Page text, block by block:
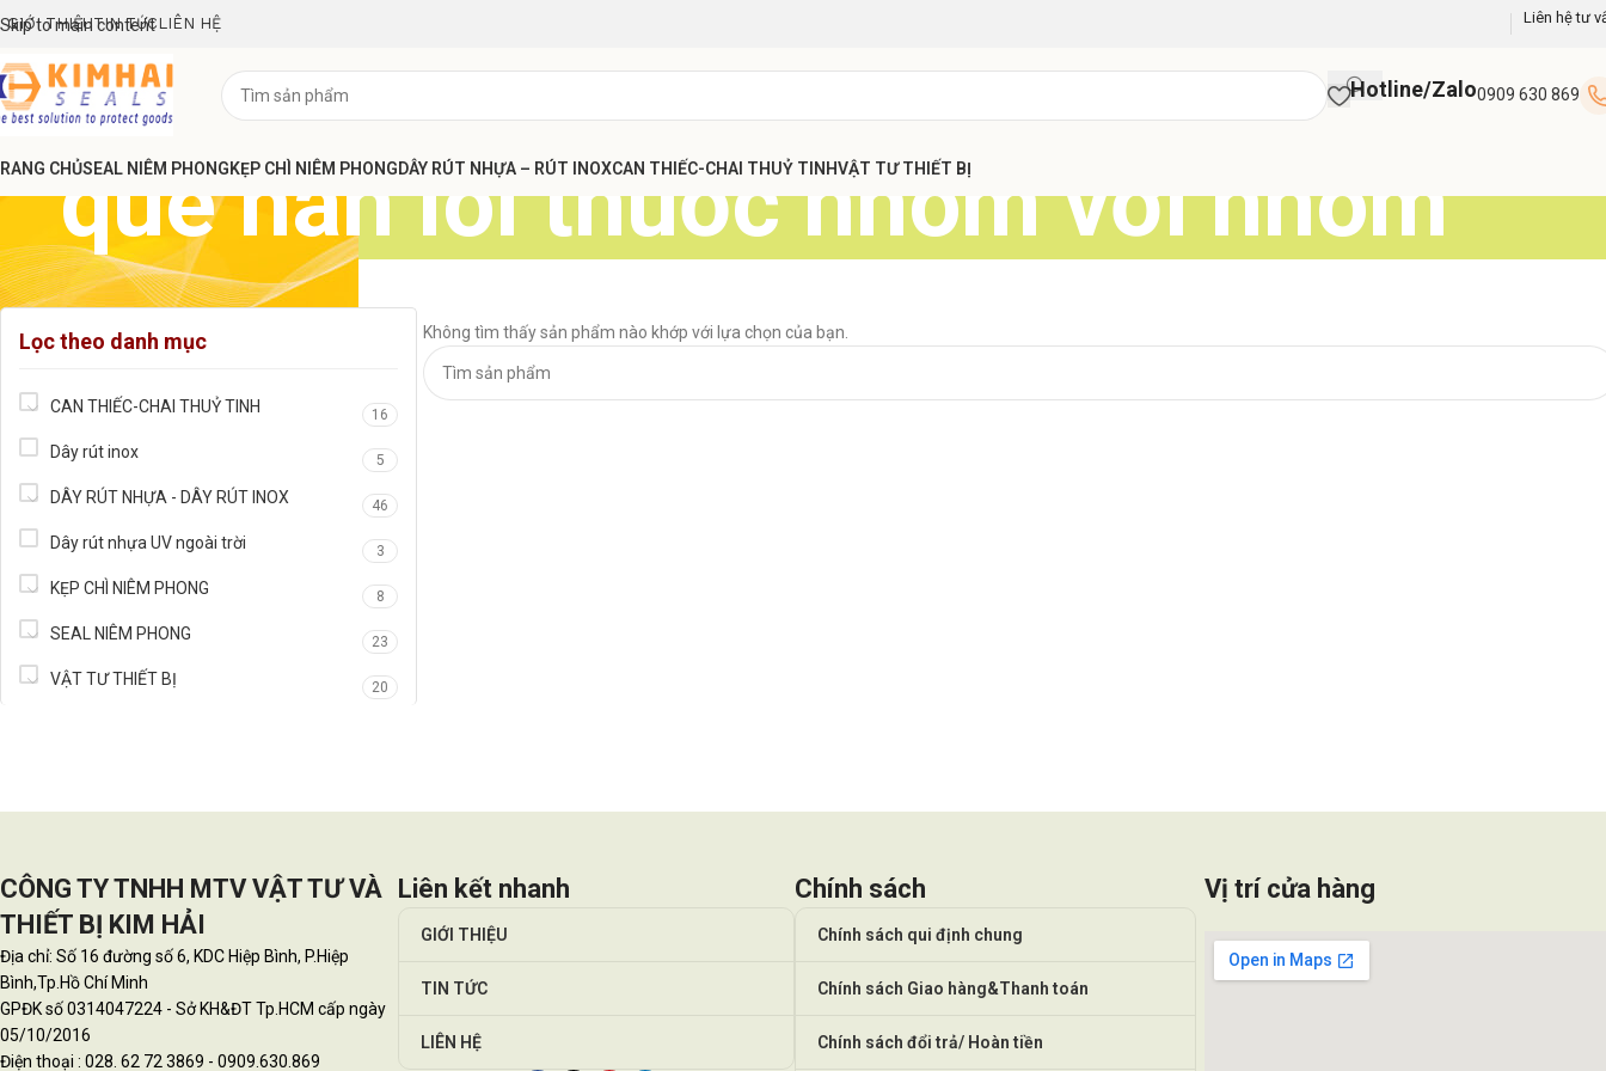
Skip to main content
GIỚI THIỆUTIN TỨC LIÊN HỆ Liên hệ tư
Hotline/Zalo0909 630 869
CHỦSEAL NIÊM PHONGKẸP CHÌ NIÊM PHONGDÂY RÚT NHỰA – RÚT INOXCAN THIẾC-CHAI THUỶ TINHVẬT TƯ THIẾT BỊ
que hàn lõi thuốc nhôm với nhôm
Lọc theo danh mục
CAN THIẾC-CHAI THUỶ TINH 16
Dây rút inox 5
DÂY RÚT NHỰA - DÂY RÚT INOX 46
Dây rút nhựa UV ngoài trời 3
KẸP CHÌ NIÊM PHONG 8
SEAL NIÊM PHONG 23
VẬT TƯ THIẾT BỊ 20
Không tìm thấy sản phẩm nào khớp với lựa chọn của bạn.
CÔNG TY TNHH MTV VẬT TƯ VÀ
THIẾT BỊ KIM HẢI
Địa chỉ: Số 16 đường số 6, KDC Hiệp Bình, P.Hiệp
Bình,Tp.Hồ Chí Minh
GPĐK số 0314047224 - Sở KH&ĐT Tp.HCM cấp ngày
05/10/2016
Điện thoại : 028. 62 72 3869 - 0909.630.869
Liên kết nhanh
GIỚI THIỆU
TIN TỨC
LIÊN HỆ
Chính sách
Chính sách qui định chung
Chính sách Giao hàng&Thanh toán
Chính sách đổi trả/ Hoàn tiền
Vị trí cửa hàng